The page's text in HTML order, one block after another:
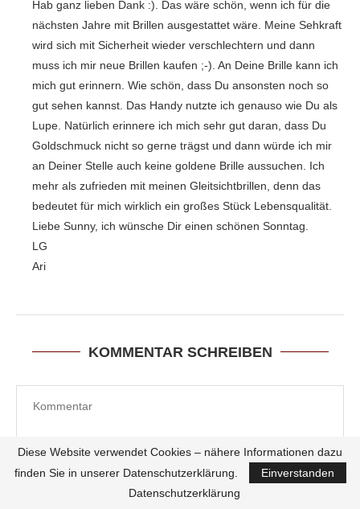
Hab ganz lieben Dank :). Das wäre schön, wenn ich für die
nächsten Jahre mit Brillen ausgestattet wäre. Meine Sehkraft
wird sich mit Sicherheit wieder verschlechtern und dann
muss ich mir neue Brillen kaufen ;-). An Deine Brille kann ich
mich gut erinnern. Wie schön, dass Du ansonsten noch so
gut sehen kannst. Das Handy nutzte ich genauso wie Du als
Lupe. Natürlich erinnere ich mich sehr gut daran, dass Du
Goldschmuck nicht so gerne trägst und dann würde ich mir
an Deiner Stelle auch keine goldene Brille aussuchen. Ich
mehr als zufrieden mit meinen Gleitsichtbrillen, denn das
bedeutet für mich wirklich ein großes Stück Lebensqualität.
Liebe Sunny, ich wünsche Dir einen schönen Sonntag.
LG
Ari
KOMMENTAR SCHREIBEN
Diese Website verwendet Cookies – nähere Informationen dazu
finden Sie in unserer Datenschutzerklärung.
Einverstanden
Datenschutzerklärung